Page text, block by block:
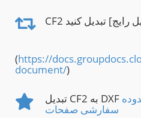
CF2 را در [همه قالب‌های فایل رایج] تبدیل کنید
(https://
document/)
سفارشی صفحات